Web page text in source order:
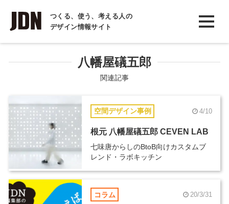
つくる、使う、考える人の
デザイン情報サイト
INTERVIEW
インタビュー
コラム
八幡屋礒五郎
関連記事
空間デザイン事例 4/10
根元 八幡屋礒五郎 CEVEN LAB
七味唐からしのBtoB向けカスタムブ
レンド・ラボキッチン
コラム 20/3/31